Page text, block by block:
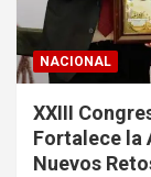
NACIONAL
XXIII
Fortalece la
Nuevos